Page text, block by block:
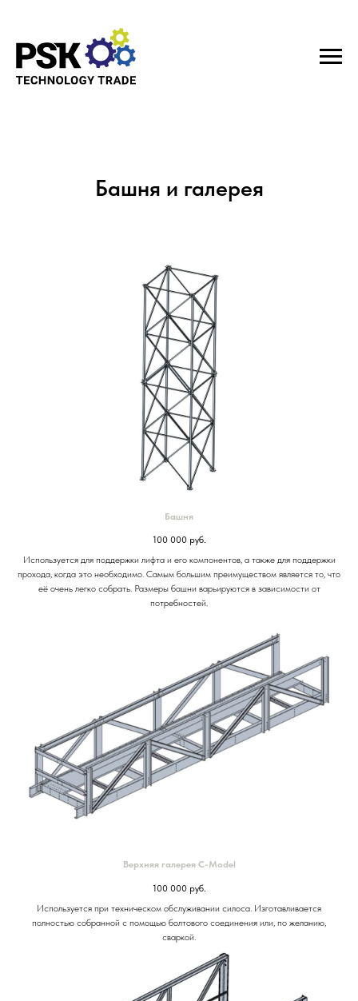
Башня и галерея
Башня
100 000 руб.
Используется для поддержки лифта и его компонентов, а также для поддержки
прохода, когда это необходимо. Самым большим преимуществом является то, что
её очень легко собрать. Размеры башни варьируются в зависимости от
потребностей.
Верхняя галерея C-Model
100 000 руб.
Используется при техническом обслуживании силоса. Изготавливается
полностью собранной с помощью болтового соединения или, по желанию,
сваркой.